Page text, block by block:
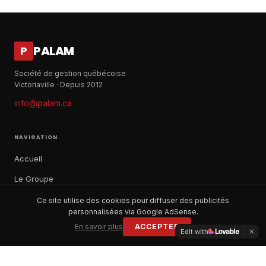
P PALAM
Société de gestion québécoise
Victoriaville · Depuis 2012
info@palam.ca
NAVIGATION
Accueil
Le Groupe
Notre histoire
Ce site utilise des cookies pour diffuser des publicités
personnalisées via Google AdSense.
En savoir plus
ACCEPTER
Edit with